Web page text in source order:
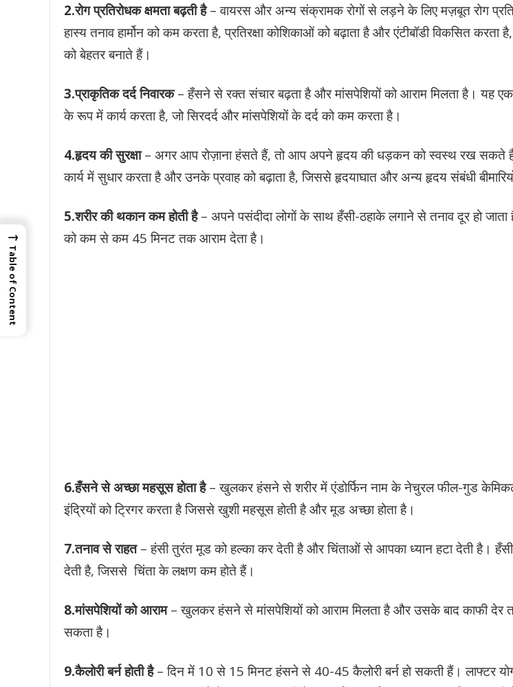
2.रोग प्रतिरोधक क्षमता बढ़ती है– वायरस और अन्य संक्रामक रोगों से लड़ने के लिए मज़बूत रोग
हास्य तनाव हार्मोन को कम करता है, प्रतिरक्षा कोशिकाओं को बढ़ाता है और एंटीबॉडी विकसित करता
को बेहतर बनाते हैं।
3.प्राकृतिक दर्द निवारक– हँसने से रक्त संचार बढ़ता है और मांसपेशियों को आराम मिलता है। यह एक
के रूप में कार्य करता है, जो सिरदर्द और मांसपेशियों के दर्द को कम करता है।
4.हृदय की सुरक्षा– अगर आप रोज़ाना हंसते हैं, तो आप अपने हृदय की धड़कन को स्वस्थ रख सकते
कार्य में सुधार करता है और उनके प्रवाह को बढ़ाता है, जिससे हृदयाघात और अन्य हृदय संबंधी
5.शरीर की थकान कम होती है– अपने पसंदीदा लोगों के साथ हँसी-ठहाके लगाने से तनाव दूर हो
को कम से कम 45 मिनट तक आराम देता है।
6.हँसने से अच्छा महसूस होता है– खुलकर हंसने से शरीर में एंडोर्फिन नाम के नेचुरल फील-गुड
इंद्रियों को ट्रिगर करता है जिससे खुशी महसूस होती है और मूड अच्छा होता है।
7.तनाव से राहत– हंसी तुरंत मूड को हल्का कर देती है और चिंताओं से आपका ध्यान हटा देती है। हँसी
देती है, जिससे चिंता के लक्षण कम होते हैं।
8.मांसपेशियों को आराम– खुलकर हंसने से मांसपेशियों को आराम मिलता है और उसके बाद काफी देर
सकता है।
9.कैलोरी बर्न होती है– दिन में 10 से 15 मिनट हंसने से 40-45 कैलोरी बर्न हो सकती हैं। लाफ्टर
→
Table of Content